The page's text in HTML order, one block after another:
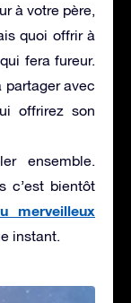
à votre père,
quoi offrir à
fera fureur.
partager avec
offrirez son
ensemble.
c’est bientôt
merveilleux
instant.